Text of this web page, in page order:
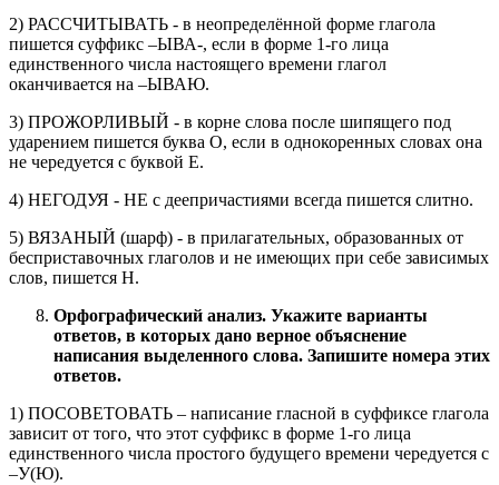
2) РАССЧИТЫВАТЬ - в неопределённой форме глагола
пишется суффикс –ЫВА-, если в форме 1-го лица
единственного числа настоящего времени глагол
оканчивается на –ЫВАЮ.
3) ПРОЖОРЛИВЫЙ - в корне слова после шипящего под
ударением пишется буква О, если в однокоренных словах она
не чередуется с буквой Е.
4) НЕГОДУЯ - НЕ с деепричастиями всегда пишется слитно.
5) ВЯЗАНЫЙ (шарф) - в прилагательных, образованных от
бесприставочных глаголов и не имеющих при себе зависимых
слов, пишется Н.
Орфографический анализ. Укажите варианты
ответов, в которых дано верное объяснение
написания выделенного слова. Запишите номера этих
ответов.
1) ПОСОВЕТОВАТЬ – написание гласной в суффиксе глагола
зависит от того, что этот суффикс в форме 1-го лица
единственного числа простого будущего времени чередуется с
–У(Ю).